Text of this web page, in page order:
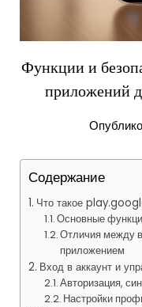
Функции и
приложений
Содержание
Что такое
Основные
Отличия между
приложением
Вход в аккаунт и
Авторизация,
Настройки